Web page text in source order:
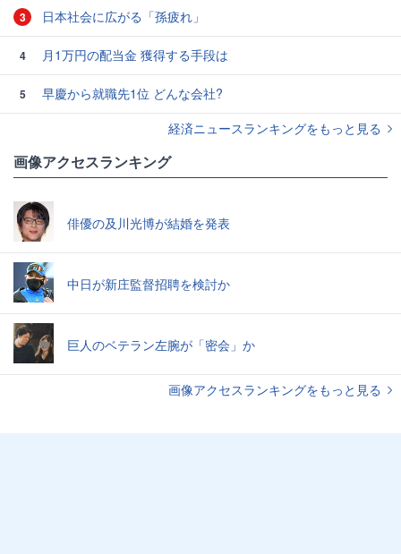
3 日本社会に広がる「孫疲れ」
4 月1万円の配当金 獲得する手段は
5
早慶から就職先1位 どんな会社?
経済ニュースランキングをもっと見る
画像アクセスランキング
俳優の及川光博が結婚を発表
中日が新庄監督招聘を検討か
巨人のベテラン左腕が「密会」か
画像アクセスランキングをもっと見る